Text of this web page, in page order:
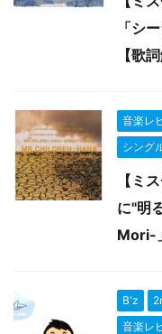
「シ
【歌
音楽レ
シング
【ミ
に"明
Mori-
B'z
音楽レ